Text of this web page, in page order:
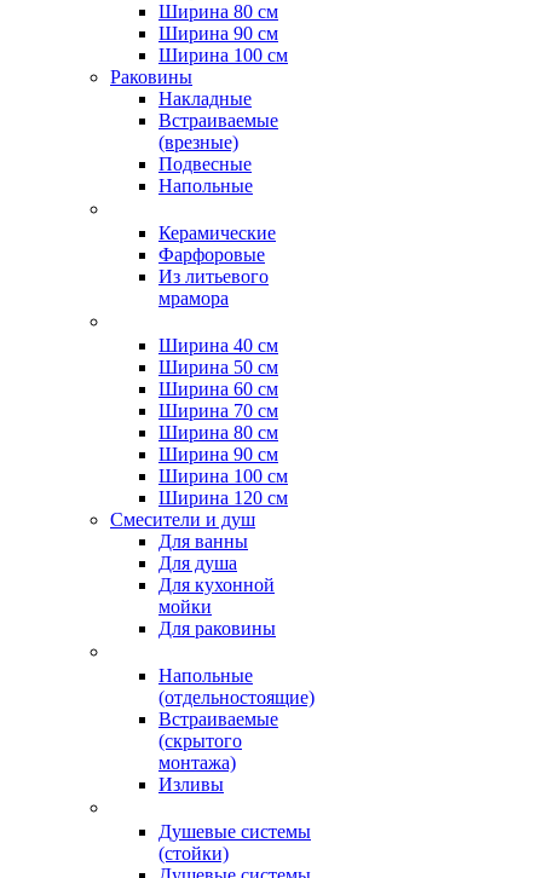
Ширина 80 см
Ширина 90 см
Ширина 100 см
Раковины
Накладные
Встраиваемые
(врезные)
Подвесные
Напольные
Керамические
Фарфоровые
Из литьевого
мрамора
Ширина 40 см
Ширина 50 см
Ширина 60 см
Ширина 70 см
Ширина 80 см
Ширина 90 см
Ширина 100 см
Ширина 120 см
Смесители и душ
Для ванны
Для душа
Для кухонной
мойки
Для раковины
Напольные
(отдельностоящие)
Встраиваемые
(скрытого
монтажа)
Изливы
Душевые системы
(стойки)